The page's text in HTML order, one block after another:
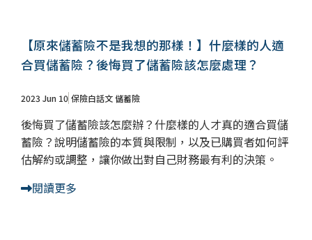
【原來儲蓄險不是我想的那樣！】什麼樣的人適
合買儲蓄險？後悔買了儲蓄險該怎麼處理？ ​
2023 Jun 10 保險白話文儲蓄險
後悔買了儲蓄險該怎麼辦？什麼樣的人才真的適合買儲
蓄險？說明儲蓄險的本質與限制，以及已購買者如何評
估解約或調整，讓你做出對自己財務最有利的決策。
閱讀更多